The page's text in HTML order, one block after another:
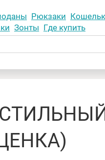
Рюкзаки
Зонты Где купить